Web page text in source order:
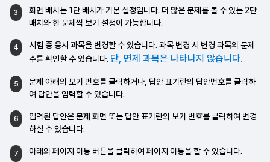
3 화면 배치는 1단 배치가 기본 설정입니다. 더 많은 문제를 볼 수 있는 2단
배치와 한 문제씩 보기 설정이 가능합니다.
4 시험 중 응시 과목을 변경할 수 있습니다.과목 변경 시 변경 과목의 문제
수를 확인할 수있습니다. 단, 면제 과목은 나타나지 않습니다.
5 문제 아래의 보기 번호를 클릭하거나, 답안 표기란의 답안번호를 클릭하
여 답안을입력할 수 있습니다.
6 입력된 답안은 문제 화면 또는 답안 표기란의 보기 번호를 클릭하여 변경
하실 수 있습니다.
7 아래의 페이지 이동 버튼을 클릭하여 페이지 이동을 할 수 있습니다.